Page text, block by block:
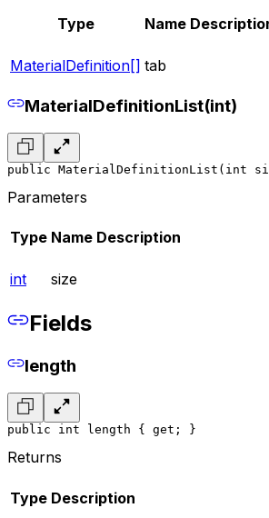
Type Name
MaterialDefinition[] tab
MaterialDefinitionList(int)
public MaterialDefinitionList(int
Parameters
Type Name Description
int size
Fields
length
public int length { get; }
Returns
Type Description